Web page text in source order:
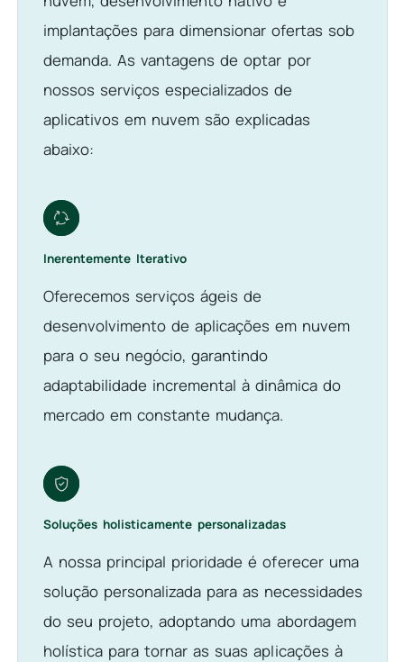
implantações para dimensionar ofertas sob
demanda. As vantagens de optar por
nossos serviços especializados de
aplicativos em nuvem são explicadas
abaixo:
Inerentemente Iterativo
Oferecemos serviços ágeis de
desenvolvimento de aplicações em nuvem
para o seu negócio, garantindo
adaptabilidade incremental à dinâmica do
mercado em constante mudança.
Soluções holisticamente personalizadas
A nossa principal prioridade é oferecer uma
solução personalizada para as necessidades
do seu projeto, adoptando uma abordagem
holística para tornar as suas aplicações à